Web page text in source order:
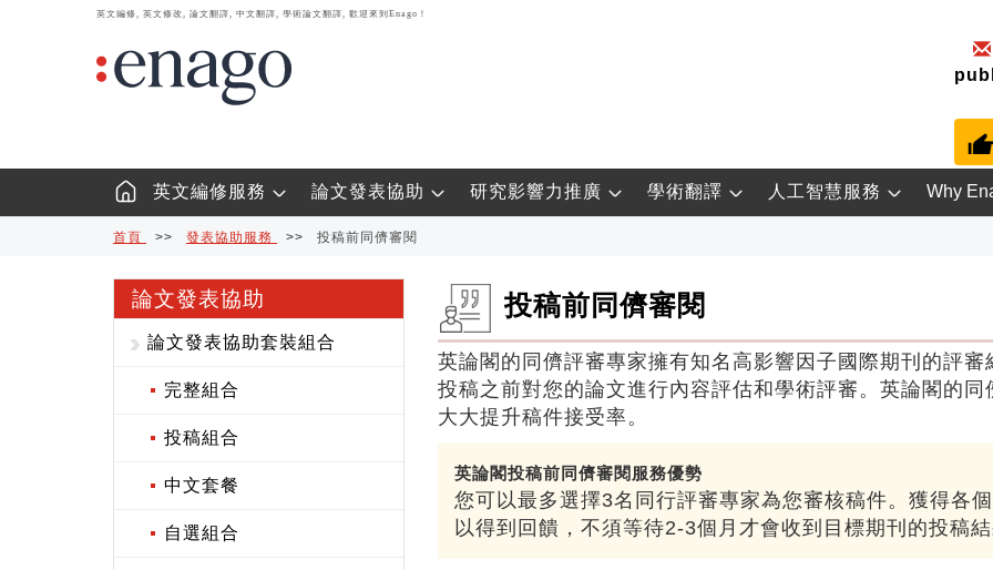
英文編修, 英文修改, 論文翻譯, 中文翻譯, 學術論文翻譯, 歡迎來到Enago！
英文編修服務 論文發表協助 研究影響力推廣 學術翻譯 人工智慧服務 Why
首頁 >> 發表協助服務 >> 投稿前同儕審閱
論文發表協助
論文發表協助套裝組合
完整組合
投稿組合
中文套餐
自選組合
投稿前同儕審閱
英論閣的同儕評審專家擁有知名高影響因子國際期刊的評
投稿之前對您的論文進行內容評估和學術評審。英論閣的
大大提升稿件接受率。
英論閣投稿前同儕審閱服務優勢
您可以最多選擇3名同行評審專家為您審核稿件。獲得各
以得到回饋，不須等待2-3個月才會收到目標期刊的投稿結